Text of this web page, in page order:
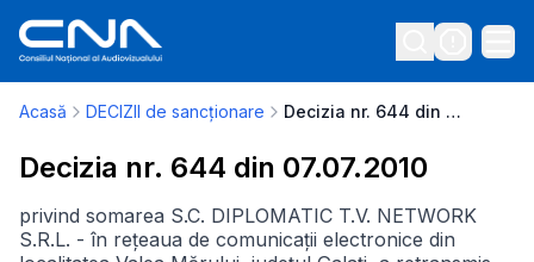
Acasă DECIZII de sancționare Decizia nr. 644 din 07.07.2010
Decizia nr. 644 din 07.07.2010
privind somarea S.C. DIPLOMATIC T.V. NETWORK
S.R.L. - în rețeaua de comunicații electronice din